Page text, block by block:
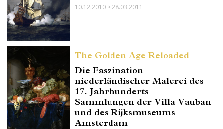
10.12.2010 > 28.03.2011
The Golden Age Reloaded
Die Faszination
niederländischer Malerei des
17. Jahrhunderts
Sammlungen der Villa Vauban
und des Rijksmuseums
Amsterdam